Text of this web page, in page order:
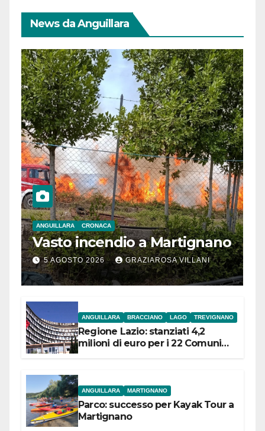
News da Anguillara
ANGUILLARA CRONACA
Vasto incendio a Martignano
5 AGOSTO 2026 GRAZIAROSA VILLANI
ANGUILLARA BRACCIANO LAGO TREVIGNANO
Regione Lazio: stanziati 4,2
milioni di euro per i 22 Comuni
ANGUILLARA MARTIGNANO
Parco: successo per Kayak Tour a
Martignano